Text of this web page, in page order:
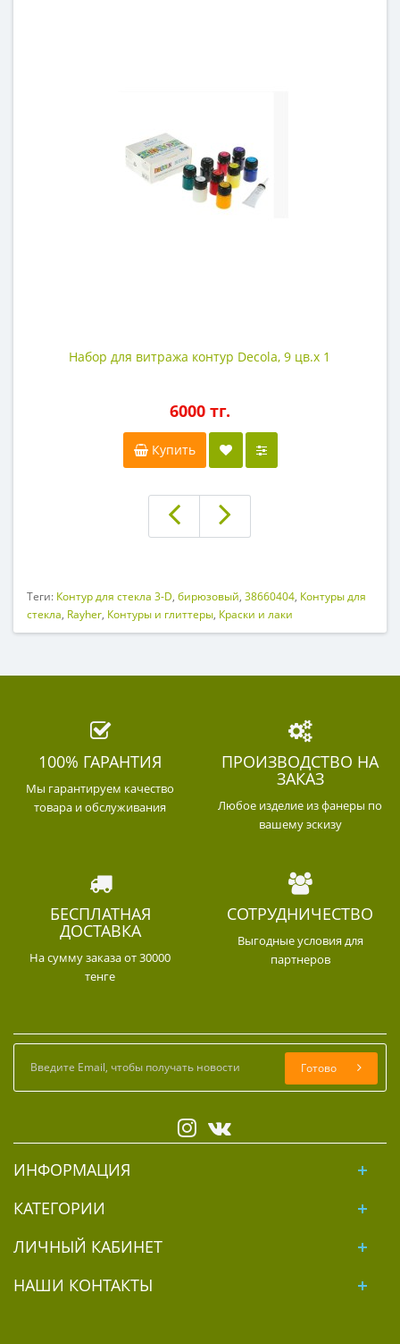
Набор для витража контур Decola, 9 цв.х 1
6000 тг.
Купить
Теги: Контур для стекла 3-D, бирюзовый, 38660404, Контуры для
стекла, Rayher, Контуры и глиттеры, Краски и лаки
100% ГАРАНТИЯ
Мы гарантируем качество
товара и обслуживания
ПРОИЗВОДСТВО НА
ЗАКАЗ
Любое изделие из фанеры по
вашему эскизу
БЕСПЛАТНАЯ
ДОСТАВКА
На сумму заказа от 30000
тенге
СОТРУДНИЧЕСТВО
Выгодные условия для
партнеров
Готово
ИНФОРМАЦИЯ
КАТЕГОРИИ
ЛИЧНЫЙ КАБИНЕТ
НАШИ КОНТАКТЫ